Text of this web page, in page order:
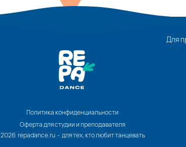
Для
Политика конфиденциальности
Оферта для студии и преподавателя
2026 repadance.ru - для тех, кто любит танцевать